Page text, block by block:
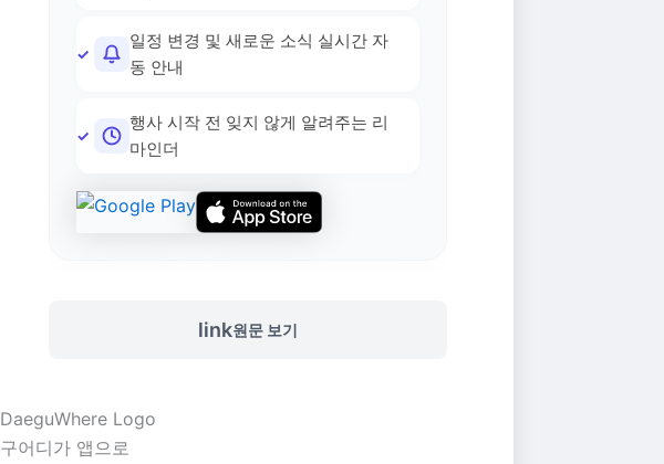
일정 변경 및 새로운 소식 실시간 자
동 안내
행사 시작 전 잊지 않게 알려주는 리
마인더
link원문 보기
어디가 앱으로